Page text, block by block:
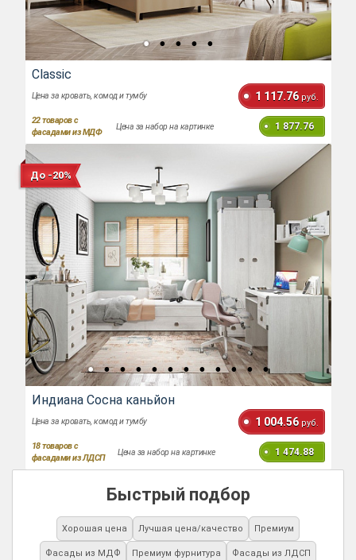
Classic
Цена за кровать, комод и тумбу 1 117.76 руб.
22товаров с
фасадами из МДФ
Цена за набор на картинке 1 877.76
До -20%
Индиана Сосна каньйон
Цена за кровать, комод и тумбу 1 004.56 руб.
18товаров с
фасадами из ЛДСП
Цена за набор на картинке 1 474.88
Быстрый подбор
Хорошая цена Лучшая цена/качество Премиум
Фасады из МДФ Премиум фурнитура Фасады из ЛДСП